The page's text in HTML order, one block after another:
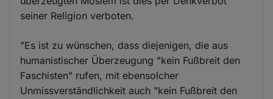
seiner Religion verboten.
"Es ist zu wünschen, dass diejenigen, die aus
humanistischer Überzeugung "kein Fußbreit den
Faschisten" rufen, mit ebensolcher
Unmissverständlichkeit auch "kein Fußbreit den